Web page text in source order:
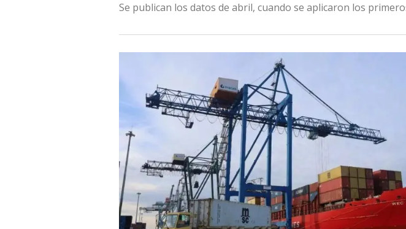
Se publican los datos de abril, cuando se aplicaron los